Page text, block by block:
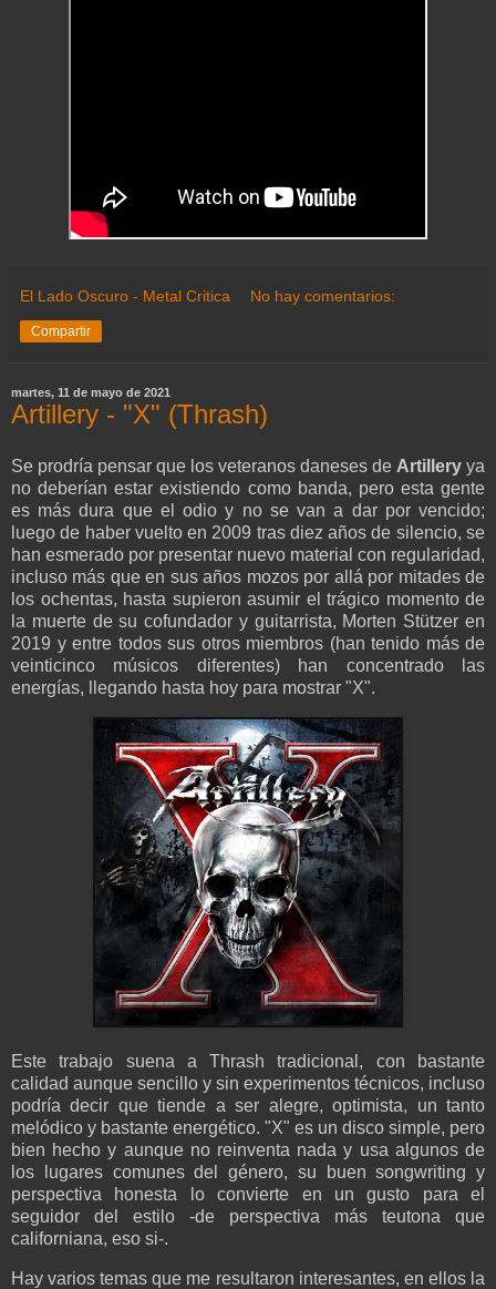
El Lado Oscuro - Metal Critica No hay comentarios:
Compartir
martes, 11 de mayo de 2021
Artillery - "X" (Thrash)
Se prodría pensar que los veteranos daneses de Artillery ya
no deberían estar existiendo como banda, pero esta gente
es más dura que el odio y no se van a dar por vencido;
luego de haber vuelto en 2009 tras diez años de silencio, se
han esmerado por presentar nuevo material con regularidad,
incluso más que en sus años mozos por allá por mitades de
los ochentas, hasta supieron asumir el trágico momento de
la muerte de su cofundador y guitarrista, Morten Stützer en
2019 y entre todos sus otros miembros (han tenido más de
veinticinco músicos diferentes) han concentrado las
energías, llegando hasta hoy para mostrar "X".
Este trabajo suena a Thrash tradicional, con bastante
calidad aunque sencillo y sin experimentos técnicos, incluso
podría decir que tiende a ser alegre, optimista, un tanto
melódico y bastante energético. "X" es un disco simple, pero
bien hecho y aunque no reinventa nada y usa algunos de
los lugares comunes del género, su buen songwriting y
perspectiva honesta lo convierte en un gusto para el
seguidor del estilo -de perspectiva más teutona que
californiana, eso si-.
Hay varios temas que me resultaron interesantes, en ellos la